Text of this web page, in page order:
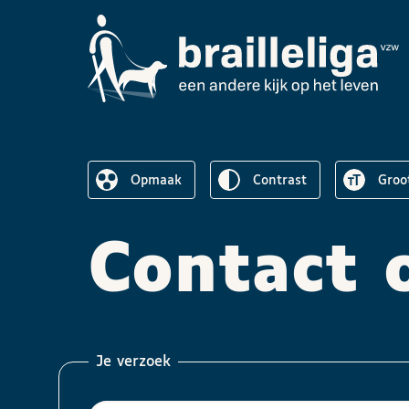
Opmaak
De lay-out vereenvoudigen
Omgekeerd
contrast
Contact
Je verzoek